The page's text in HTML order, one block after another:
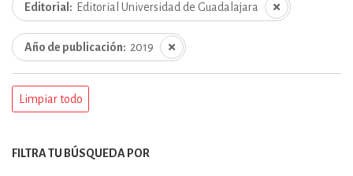
Editorial Editorial Universidad de Guadalajara
Año de publicación 2019
Limpiar todo
FILTRA TU BÚSQUEDA POR